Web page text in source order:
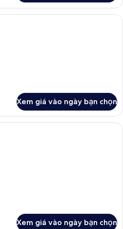
Phòng dành cho gia đình | Bộ trải
Xem giá vào ngày bạn chọn
Phòng Suite Junior | Bộ trải giường
Xem giá vào ngày bạn chọn